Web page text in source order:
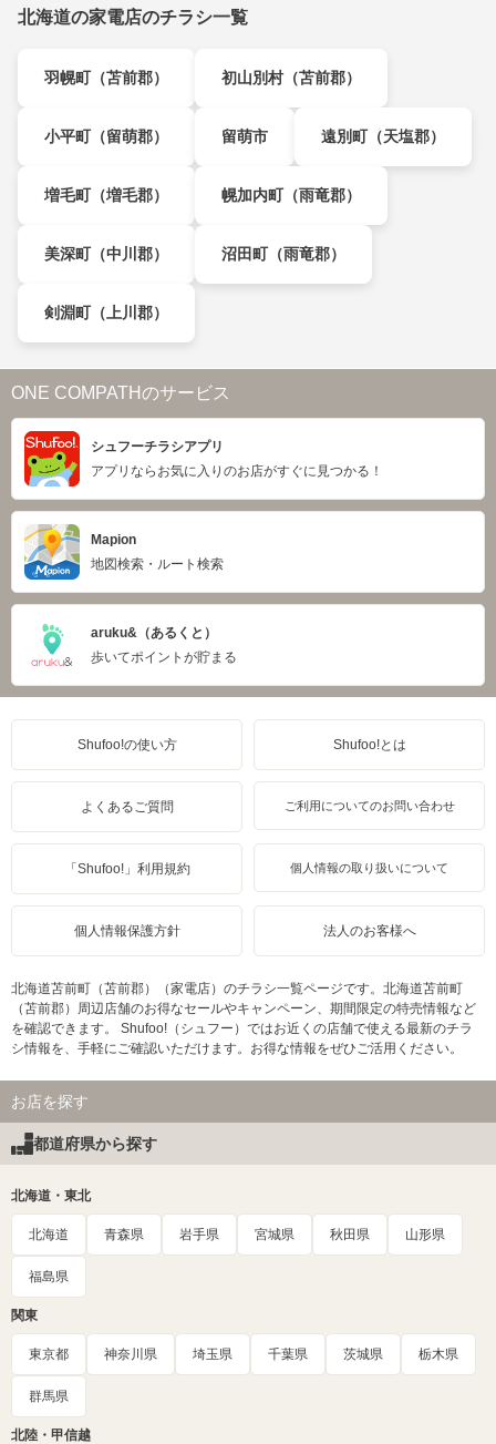
北海道の家電店のチラシ一覧
羽幌町（苫前郡） 初山別村（苫前郡）
小平町（留萌郡） 留萌市 遠別町（天塩郡）
増毛町（増毛郡） 幌加内町（雨竜郡）
美深町（中川郡） 沼田町（雨竜郡）
剣淵町（上川郡）
ONE COMPATHのサービス
シュフーチラシアプリ
アプリならお気に入りのお店がすぐに見つかる！
Mapion
地図検索・ルート検索
aruku&（あるくと）
歩いてポイントが貯まる
Shufoo!の使い方 Shufoo!とは
よくあるご質問 ご利用についてのお問い合わせ
「Shufoo!」利用規約 個人情報の取り扱いについて
個人情報保護方針 法人のお客様へ
北海道苫前町（苫前郡）（家電店）のチラシ一覧ページです。北海道苫前町
（苫前郡）周辺店舗のお得なセールやキャンペーン、期間限定の特売情報など
を確認できます。 Shufoo!（シュフー）ではお近くの店舗で使える最新のチラ
シ情報を、手軽にご確認いただけます。お得な情報をぜひご活用ください。
お店を探す
都道府県から探す
北海道・東北
北海道 青森県 岩手県 宮城県 秋田県 山形県
福島県
関東
東京都 神奈川県 埼玉県 千葉県 茨城県 栃木県
群馬県
北陸・甲信越